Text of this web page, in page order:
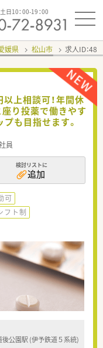
日10：00-19：00
媛県 松山市 求人ID：
上相談可！年間休
り投薬で働きやす
も目指せます。
員
検討リストに
追加
可
フト制
公園駅 (伊予鉄道５系統)